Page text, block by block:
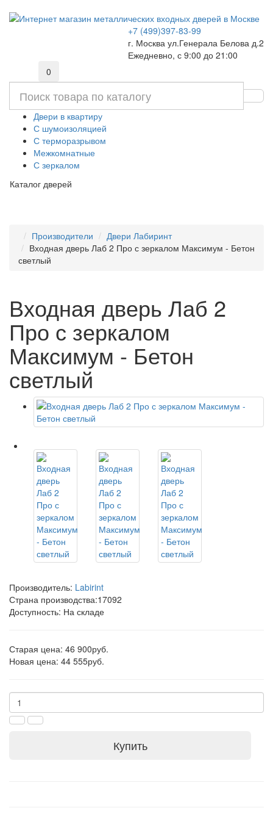
+7 (499)397-83-99
г. Москва ул.Генерала Белова д.2
Ежедневно, с 9:00 до 21:00
0
Двери в квартиру
С шумоизоляцией
С терморазрывом
Межкомнатные
С зеркалом
Каталог дверей
Производители
Двери Лабиринт
Входная дверь Лаб 2 Про с зеркалом Максимум - Бетон
светлый
Входная дверь Лаб 2
Про с зеркалом
Максимум - Бетон
светлый
Производитель: Labirint
Страна производства:17092
Доступность: На складе
Старая цена: 46 900руб.
Новая цена: 44 555руб.
Купить